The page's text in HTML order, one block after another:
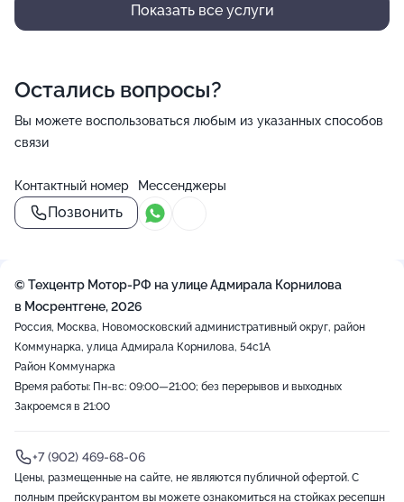
Показать все услуги
Остались вопросы?
Вы можете воспользоваться любым из указанных способов
связи
Контактный номер
Позвонить
Мессенджеры
© Техцентр Мотор-РФ на улице Адмирала Корнилова
в Мосрентгене, 2026
Россия, Москва, Новомосковский административный округ, район
Коммунарка, улица Адмирала Корнилова, 54с1А
Район Коммунарка
Время работы: Пн-вс: 09:00—21:00; без перерывов и выходных
Закроемся в 21:00
+7 (902) 469-68-06
Цены, размещенные на сайте, не являются публичной офертой. С
полным прейскурантом вы можете ознакомиться на стойках ресепшн